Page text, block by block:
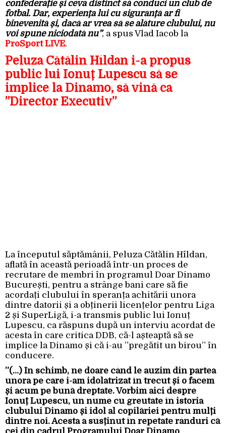
confederație și ceva distinct să conduci un club de
fotbal. Dar, experiența lui cu siguranță ar fi
binevenită și, dacă ar vrea să se alăture clubului, nu
voi spune niciodată nu”, a spus Vlad Iacob la
ProSport LIVE.
Peluza Cătălin Hîldan i-a propus
public lui Ionuț Lupescu să se
implice la Dinamo, să vină ca
”Director Executiv”
La începutul săptămânii, Peluza Cătălin Hîldan,
aflată în această perioadă într-un proces de
recrutare de membri în programul Doar Dinamo
București, pentru a strânge bani care să fie
acordați clubului în speranța achitării unora
dintre datorii și a obținerii licențelor pentru Liga
2 și SuperLigă, i-a transmis public lui Ionuț
Lupescu, ca răspuns după un interviu acordat de
acesta în care critica DDB, că-l așteaptă să se
implice la Dinamo și că i-au ”pregătit un birou” în
conducere.
”(…) În schimb, ne doare când le auzim din partea
unora pe care i-am idolatrizat în trecut și o facem
și acum pe bună dreptate. Vorbim aici despre
Ionuț Lupescu, un nume cu greutate în istoria
clubului Dinamo și idol al copilăriei pentru mulți
dintre noi. Acesta a susținut în repetate rânduri că